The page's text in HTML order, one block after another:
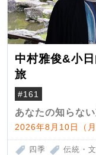
中村雅俊&小
旅
#161
あなたの知らな
2026年8月10日（
四季 伝統・